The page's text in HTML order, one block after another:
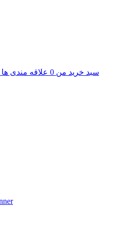
سبد خرید من 0 علاقه مندی ها